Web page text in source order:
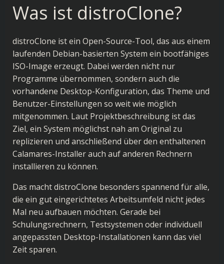
Was ist distroClone?
distroClone ist ein Open-Source-Tool, das aus einem
laufenden Debian-basierten System ein bootfähiges
ISO-Image erzeugt. Dabei werden nicht nur
Programme übernommen, sondern auch die
vorhandene Desktop-Konfiguration, das Theme und
Benutzer-Einstellungen so weit wie möglich
mitgenommen. Laut Projektbeschreibung ist das
Ziel, ein System möglichst nah am Original zu
replizieren und anschließend über den enthaltenen
Calamares-Installer auch auf anderen Rechnern
installieren zu können.
Das macht distroClone besonders spannend für alle,
die ein gut eingerichtetes Arbeitsumfeld nicht jedes
Mal neu aufbauen möchten. Gerade bei
Schulungsrechnern, Testsystemen oder individuell
angepassten Desktop-Installationen kann das viel
Zeit sparen.